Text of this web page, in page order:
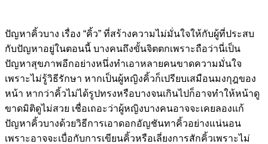
ปัญหาคิ้วบาง เรื่อง “คิ้ว” ที่สร้างความไม่มั่นใจให้กับผู้ที่ประสบ
กับปัญหาอยู่ในตอนนี้ บางคนถึงขั้นจิตตกเพราะถือว่านี่เป็น
ปัญหาสุขภาพอีกอย่างหนึ่งทำเอาหลายคนขาดความมั่นใจ
เพราะไม่รู้วิธีรักษา หากเป็นผู้หญิงคิ้วก็เปรียบเสมือนมงกุฎของ
หน้า หากว่าคิ้วไม่ได้รูปทรงหรือบางจนเกินไปก็อาจทำให้หน้าดู
ขาดมิติดูไม่สวย เชื่อเถอะว่าผู้หญิงบางคนอาจจะเคยลองแก้
ปัญหาคิ้วบางด้วยวิธีการเอาดอกอัญชันทาคิ้วอย่างแน่นอน
เพราะอาจจะเบื่อกับการเขียนคิ้วหรือเลี่ยงการสักคิ้วเพราะไม่